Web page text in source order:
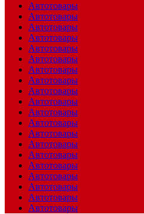
Автотовары
Автотовары
Автотовары
Автотовары
Автотовары
Автотовары
Автотовары
Автотовары
Автотовары
Автотовары
Автотовары
Автотовары
Автотовары
Автотовары
Автотовары
Автотовары
Автотовары
Автотовары
Автотовары
Автотовары